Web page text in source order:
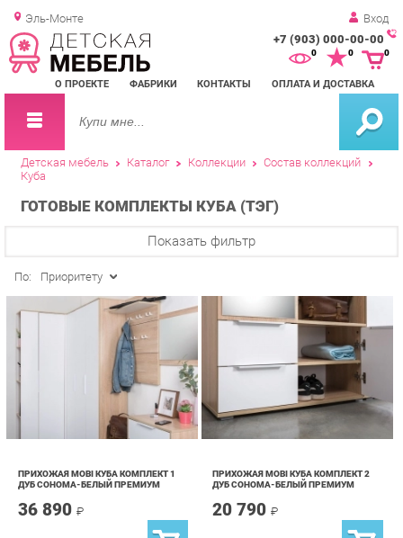
Эль-Монте Вход
+7 (903) 000-00-00
О ПРОЕКТЕ ФАБРИКИ КОНТАКТЫ ОПЛАТА И ДОСТАВКА
0 0
Детская мебель Каталог Коллекции Состав коллекций
Куба
ГОТОВЫЕ КОМПЛЕКТЫ КУБА (ТЭГ)
36 890₽ 20 790₽